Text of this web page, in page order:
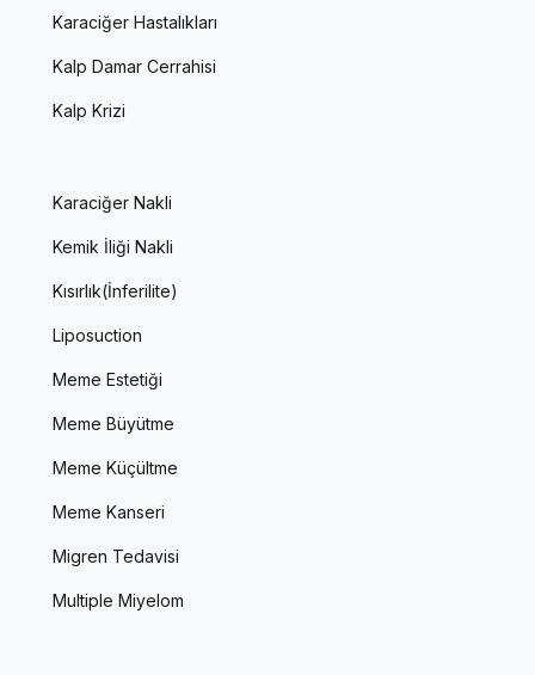
Karaciğer Hastalıkları
Kalp Damar Cerrahisi
Kalp Krizi
Karaciğer Nakli
Kemik İliği Nakli
Kısırlık(İnferilite)
Liposuction
Meme Estetiği
Meme Büyütme
Meme Küçültme
Meme Kanseri
Migren Tedavisi
Multiple Miyelom